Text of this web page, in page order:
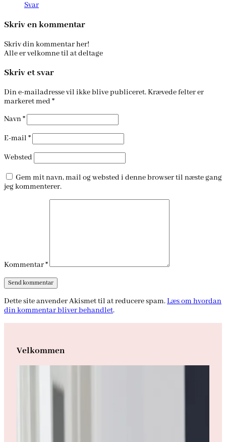
Svar
Skriv en kommentar
Skriv din kommentar her!
Alle er velkomne til at deltage
Skriv et svar
Din e-mailadresse vil ikke blive publiceret.Krævede felter er
markeret med *
Navn*
E-mail *
Websted
Gem mit navn, mail og websted i denne browser til næste gang
jeg kommenterer.
Kommentar*
Dette site anvender Akismet til at reducere spam.Læs om hvordan
din kommentar bliver behandlet.
Velkommen